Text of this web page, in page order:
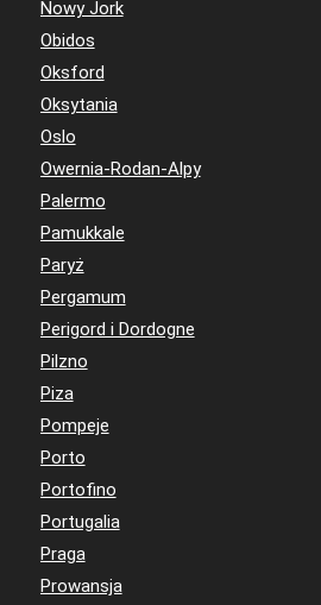
Nowy Jork
Obidos
Oksford
Oksytania
Oslo
Owernia-Rodan-Alpy
Palermo
Pamukkale
Paryż
Pergamum
Perigord i Dordogne
Pilzno
Piza
Pompeje
Porto
Portofino
Portugalia
Praga
Prowansja